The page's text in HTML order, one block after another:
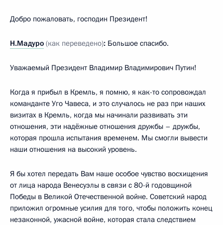
Добро пожаловать, господин Президент!
Н.Мадуро (как переведено): Большое спасибо.
Уважаемый Президент Владимир Владимирович Путин!
Когда я прибыл в Кремль, я помню, я как-то сопровождал
команданте Уго Чавеса, и это случалось не раз при наших
визитах в Кремль, когда мы начинали развивать эти
отношения, эти надёжные отношения дружбы – дружбы,
которая прошла испытания временем. Мы смогли вывести
наши отношения на высокий уровень.
Я бы хотел передать Вам наше особое чувство восхищения
от лица народа Венесуэлы в связи с 80-й годовщиной
Победы в Великой Отечественной войне. Советский народ
приложил огромные усилия для того, чтобы положить конец
незаконной, ужасной войне, которая стала следствием